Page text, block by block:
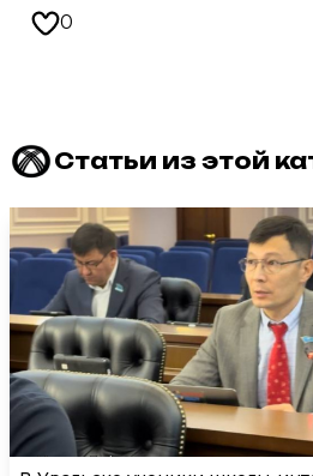
0
Статьи из этой